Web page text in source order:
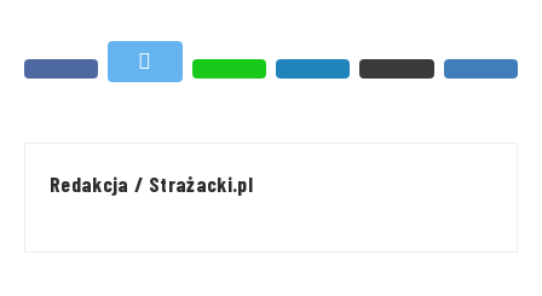
Redakcja / Strażacki.pl